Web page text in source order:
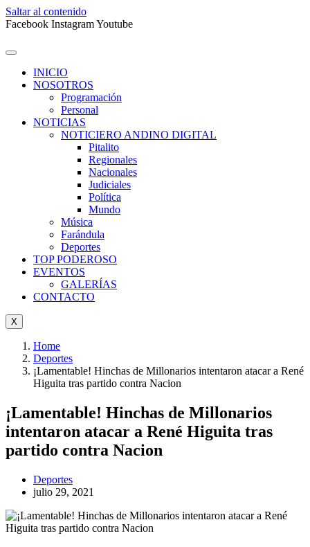
Saltar al contenido
Facebook InstagramYoutube
INICIO
NOSOTROS
Programación
Personal
NOTICIAS
NOTICIERO ANDINO DIGITAL
Pitalito
Regionales
Nacionales
Judiciales
Política
Mundo
Música
Farándula
Deportes
TOP PODEROSO
EVENTOS
GALERÍAS
CONTACTO
X
Home
Deportes
¡Lamentable! Hinchas de Millonarios intentaron atacar a René
Higuita tras partido contra Nacion
¡Lamentable! Hinchas de Millonarios
intentaron atacar a René Higuita tras
partido contra Nacion
Deportes
julio 29, 2021